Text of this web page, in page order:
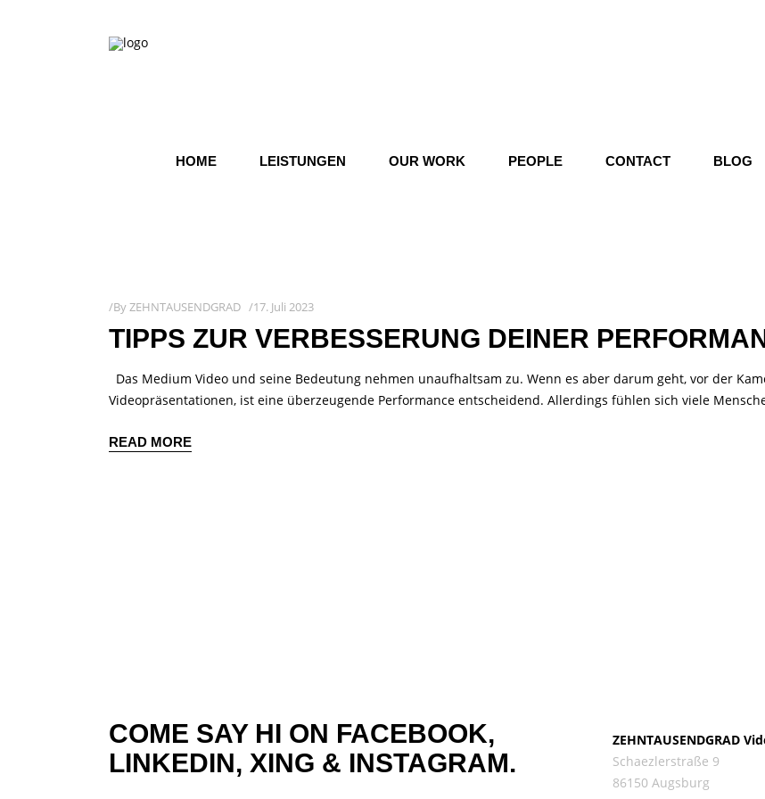
HOME LEISTUNGEN OUR WORK PEOPLE CONTACT BLOG
ByZEHNTAUSENDGRAD 17. Juli 2023
TIPPS ZUR VERBESSERUNG DEINER
Das Medium Video und seine Bedeutung nehmen unaufhaltsam zu. Wenn es aber darum geht, vor der
Videopräsentationen, ist eine überzeugende Performance entscheidend. Allerdings fühlen sich viele
READ MORE
COME SAY HI ON FACEBOOK,
LINKEDIN, XING & INSTAGRAM.
ZEHNTAUSENDGRAD
Schaezlerstraße 9
86150 Augsburg